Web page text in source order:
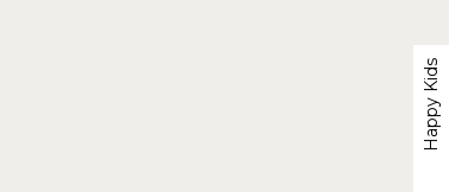
Happy Kids